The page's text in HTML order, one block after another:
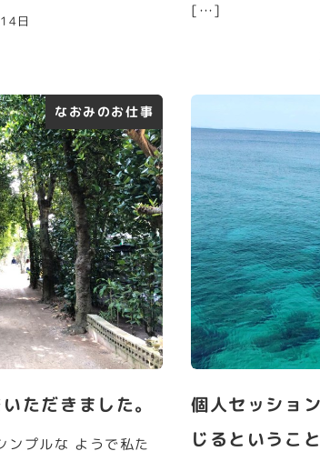
日
[…]
なおみのお仕事
ただきました。
ンプルな ようで私た
個人セッショ
じるということ